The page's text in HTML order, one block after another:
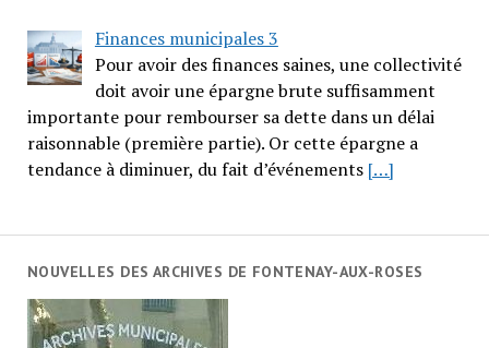
Finances municipales 3
Pour avoir des finances saines, une collectivité
doit avoir une épargne brute suffisamment
importante pour rembourser sa dette dans un délai
raisonnable (première partie). Or cette épargne a
tendance à diminuer, du fait d’événements […]
NOUVELLES DES ARCHIVES DE FONTENAY-AUX-ROSES